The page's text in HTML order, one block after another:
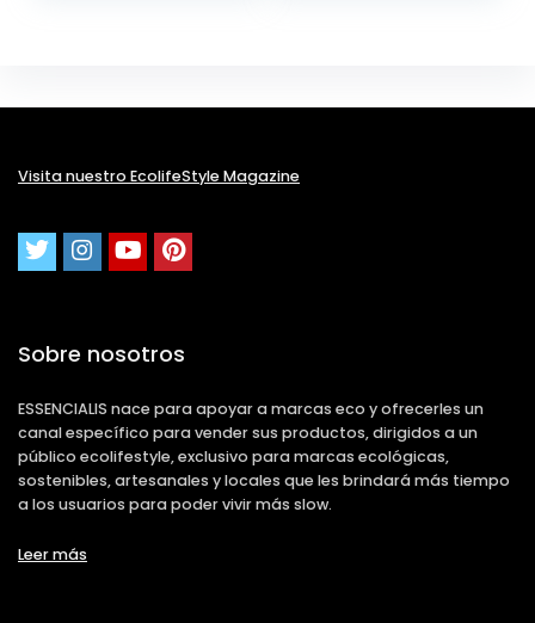
Visita nuestro EcolifeStyle Magazine
Sobre nosotros
ESSENCIALIS nace para apoyar a marcas eco y ofrecerles un
canal específico para vender sus productos, dirigidos a un
público ecolifestyle, exclusivo para marcas ecológicas,
sostenibles, artesanales y locales que les brindará más tiempo
a los usuarios para poder vivir más slow.
Leer más